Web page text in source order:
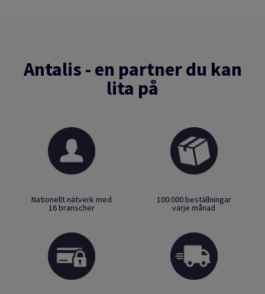
Antalis - en partner du kan
lita på
Nationellt nätverk med
16 branscher
100.000 beställningar
varje månad